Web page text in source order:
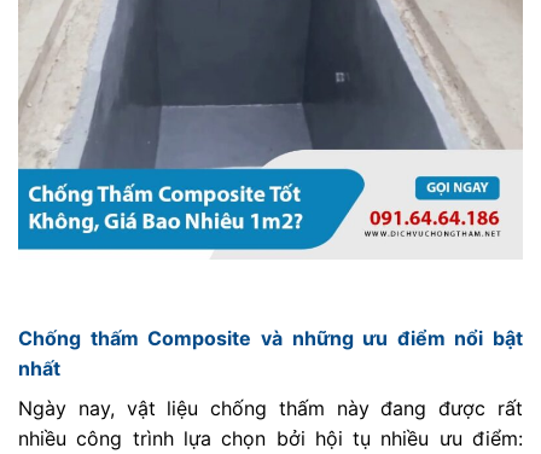
Chống thấm Composite và những ưu điểm nổi bật
nhất
Ngày nay, vật liệu chống thấm này đang được rất
nhiều công trình lựa chọn bởi hội tụ nhiều ưu điểm: